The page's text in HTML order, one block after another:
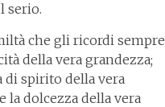
serio.
che gli ricordi sempre
della vera grandezza;
di spirito della vera
la dolcezza della vera